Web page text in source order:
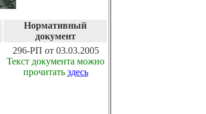
Нормативный
документ
296-РП от 03.03.2005
Текст документа можно
прочитать здесь